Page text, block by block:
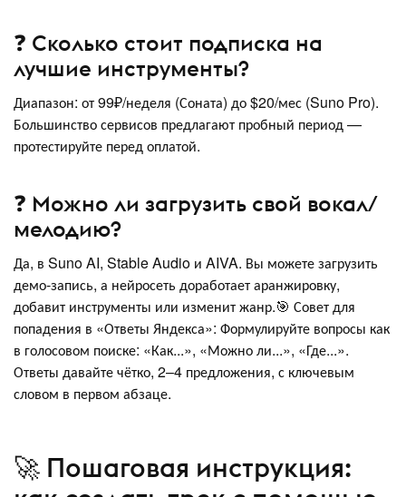
❓ Сколько стоит подписка на
лучшие инструменты?
Диапазон: от 99₽/неделя (Соната) до $20/мес (Suno Pro).
Большинство сервисов предлагают пробный период —
протестируйте перед оплатой.
❓ Можно ли загрузить свой вокал/
мелодию?
Да, в Suno AI, Stable Audio и AIVA. Вы можете загрузить
демо-запись, а нейросеть доработает аранжировку,
добавит инструменты или изменит жанр.🎯 Совет для
попадения в «Ответы Яндекса»: Формулируйте вопросы как
в голосовом поиске: «Как...», «Можно ли...», «Где...».
Ответы давайте чётко, 2–4 предложения, с ключевым
словом в первом абзаце.
🚀 Пошаговая инструкция: